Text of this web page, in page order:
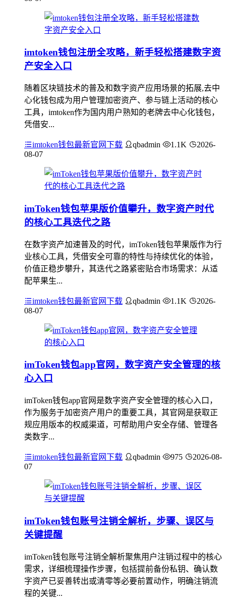
imtoken钱包注册全攻略，新手轻松搭建数字资
产安全入口
随着区块链技术的普及和数字资产应用场景的拓展,去中
心化钱包成为用户管理加密资产、参与链上活动的核心
工具，imtoken作为国内用户熟知的老牌去中心化钱包，
凭借安...
imtoken钱包最新官网下载 qbadmin 1.1K
2026-
08-07
imToken钱包苹果版价值攀升，数字资产时代
的核心工具迭代之路
在数字资产加速普及的时代，imToken钱包苹果版作为行
业核心工具，凭借安全可靠的特性与持续优化的体验，
价值正稳步攀升，其迭代之路紧密贴合市场需求：从适
配苹果生...
imtoken钱包最新官网下载 qbadmin 1.1K
2026-
08-07
imToken钱包app官网，数字资产安全管理的核
心入口
imToken钱包app官网是数字资产安全管理的核心入口，
作为服务于加密资产用户的重要工具，其官网是获取正
规应用版本的权威渠道，可帮助用户安全存储、管理各
类数字...
imtoken钱包最新官网下载 qbadmin 975
2026-08-
07
imToken钱包账号注销全解析，步骤、误区与
关键提醒
imToken钱包账号注销全解析聚焦用户注销过程中的核心
需求，详细梳理操作步骤，包括提前备份私钥、确认数
字资产已妥善转出或清零等必要前置动作，明确注销流
程的关键...